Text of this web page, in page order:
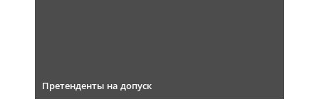
Претенденты на допуск